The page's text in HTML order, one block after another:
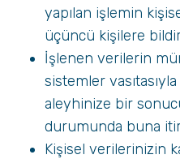
yapılan işlemin
üçüncü kişilere
İşlenen verilerin
sistemler
aleyhinize bir
durumunda buna
Kişisel verilerinizin